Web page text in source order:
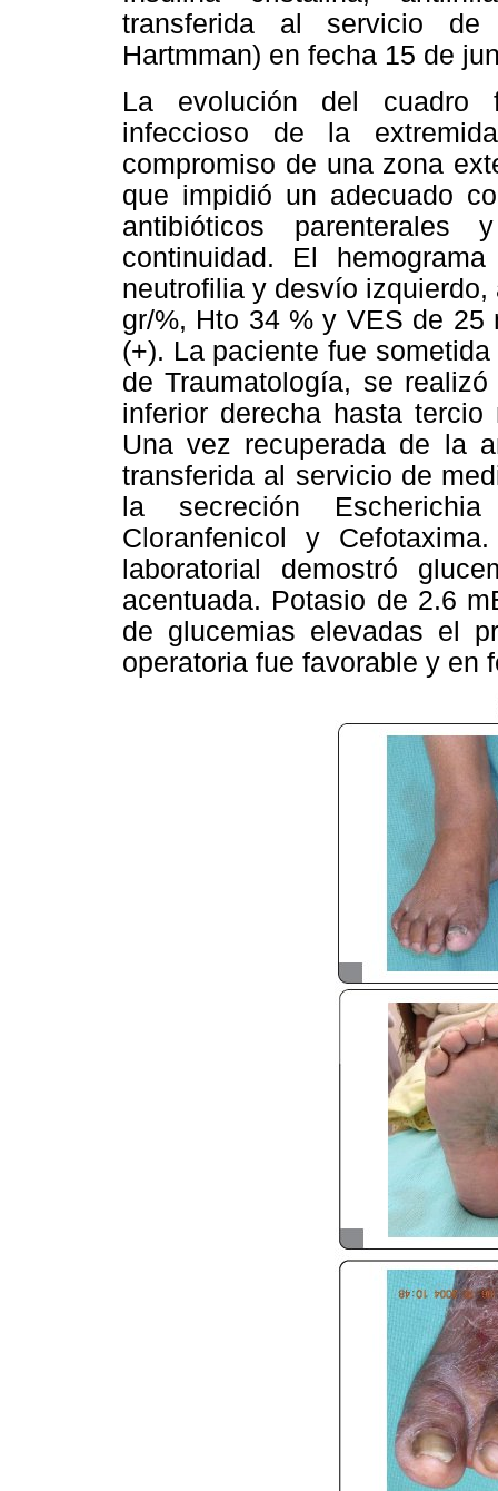
transferida al servicio
Hartmman) en fecha 15 de
La evolución del cuadro
infeccioso de la
compromiso de una zona
que impidió un adecuado
antibióticos
continuidad. El
neutrofilia y desvío
gr/%, Hto 34 % y VES de 25
(+). La paciente fue
de Traumatología, se
inferior derecha hasta
Una vez recuperada de la
transferida al servicio de
la secreción
Cloranfenicol y
laboratorial demostró
acentuada. Potasio de 2.6
de glucemias elevadas el
operatoria fue favorable y en